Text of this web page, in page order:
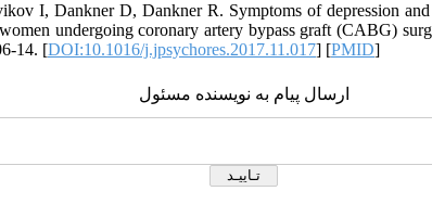
I, Dankner D, Dankner R. Symptoms of depression and
undergoing coronary artery bypass graft (CABG)
14. [DOI:10.1016/j.jpsychores.2017.11.017] [PMID]
ارسال پیام به نویسنده مسئول